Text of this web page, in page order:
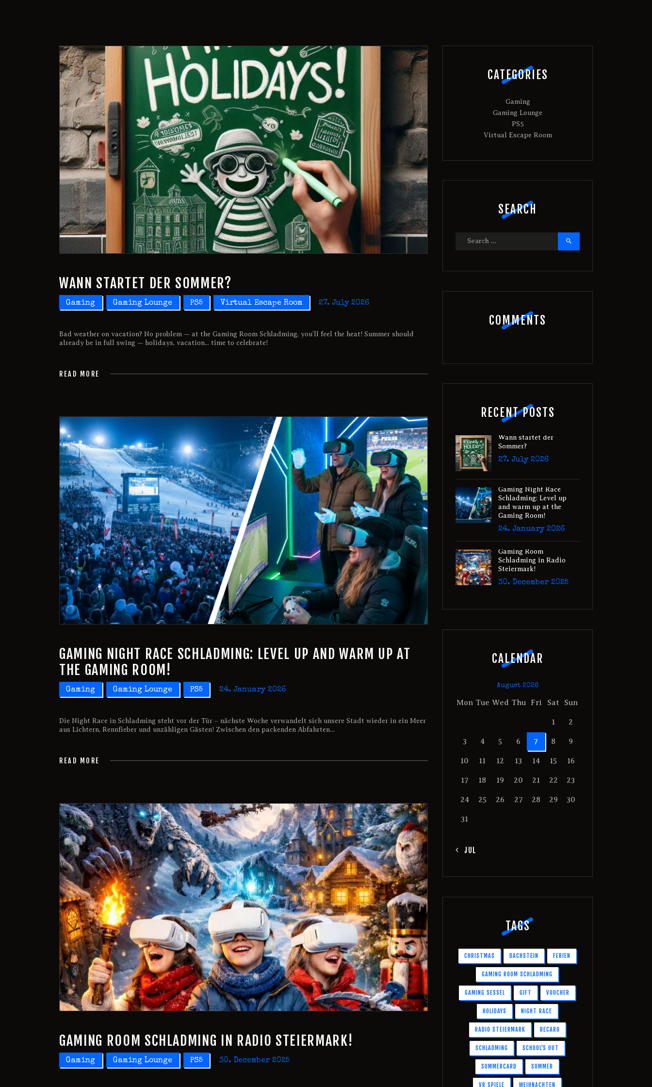
WANN STARTET DER SOMMER?
Gaming Gaming Lounge PS5 Virtual Escape Room 27. July 2026
Bad weather on vacation? No problem — at the Gaming Room Schladming, you’ll feel the heat! Summer should
already be in full swing — holidays, vacation... time to celebrate!
READ MORE
GAMING NIGHT RACE SCHLADMING: LEVEL UP AND WARM UP AT
THE GAMING ROOM!
Gaming Gaming Lounge PS5 24. January 2026
Die Night Race in Schladming steht vor der Tür – nächste Woche verwandelt sich unsere Stadt wieder in ein Meer
aus Lichtern, Rennfieber und unzähligen Gästen! Zwischen den packenden Abfahrten…
READ MORE
GAMING ROOM SCHLADMING IN RADIO STEIERMARK!
Gaming Gaming Lounge PS5 30. December 2025
CATEGORIES
Gaming
Gaming Lounge
PS5
Virtual Escape Room
SEARCH
COMMENTS
RECENT POSTS
Wann startet der
Sommer?
27. July 2026
Gaming Night Race
Schladming: Level up
and warm up at the
Gaming Room!
24. January 2026
Gaming Room
Schladming in Radio
Steiermark!
30. December 2025
CALENDAR
August 2026
Mon Tue Wed Thu Fri Sat Sun
1 2
3 4 5 6 7 8 9
10 11 12 13 14 15 16
17 18 19 20 21 22 23
24 25 26 27 28 29 30
31
« JUL
TAGS
CHRISTMAS DACHSTEIN FERIEN
GAMING ROOM SCHLADMING
GAMING SESSEL GIFT VOUCHER
HOLIDAYS NIGHT RACE
RADIO STEIERMARK RECARO
SCHLADMING SCHOOL'S OUT
SUMMERCARD SUMMER
VR SPIELE WEIHNACHTEN